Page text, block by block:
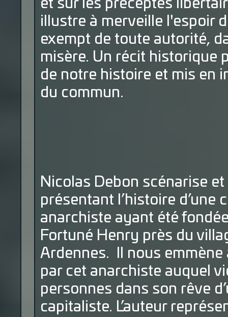
et sur les préceptes
illustre à merveille l'espoir
exempt de toute autorité,
misère. Un récit historique
de notre histoire et mis en
du commun.
Nicolas Debon scénarise
présentant l’histoire d’une
anarchiste ayant été
Fortuné Henry près du
Ardennes. Il nous
par cet anarchiste auquel
personnes dans son rêve
capitaliste. L’auteur